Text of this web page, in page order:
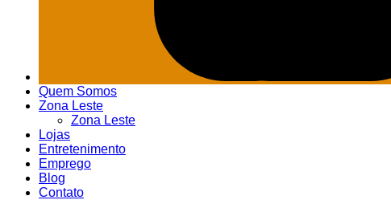
Quem Somos
Zona Leste
Zona Leste
Lojas
Entretenimento
Emprego
Blog
Contato